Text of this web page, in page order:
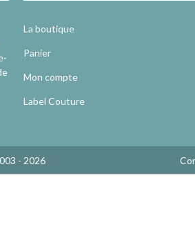
La boutique
Panier
Mon compte
Label Couture
- 2026